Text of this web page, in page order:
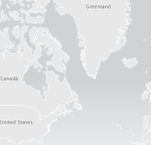
United States
Canada
Greenland